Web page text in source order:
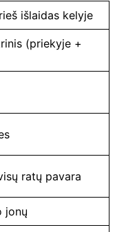
išlaidas kelyje
(priekyje +
ratų pavara
jonų